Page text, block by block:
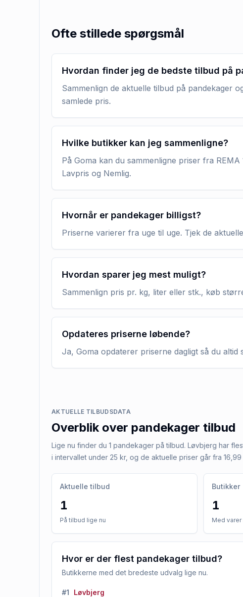
Ofte stillede spørgsmål
Hvordan finder jeg de bedste tilbud på
Sammenlign de aktuelle tilbud på pandekager
samlede pris.
Hvilke butikker kan jeg sammenligne?
På Goma kan du sammenligne priser fra
Lavpris og Nemlig.
Hvornår er pandekager billigst?
Priserne varierer fra uge til uge. Tjek de
Hvordan sparer jeg mest muligt?
Sammenlign pris pr. kg, liter eller stk., køb
Opdateres priserne løbende?
Ja, Goma opdaterer priserne dagligt så du
AKTUELLE TILBUDSDATA
Overblik over pandekager tilbud
Lige nu finder du 1 pandekager på tilbud. Løvbjerg har
i intervallet under 25 kr, og de aktuelle priser går fra 16,99
Aktuelle tilbud
1
På tilbud lige nu
Butikker
1
Med
Hvor er der flest pandekager tilbud?
Butikkerne med det bredeste udvalg lige nu.
#1 Løvbjerg